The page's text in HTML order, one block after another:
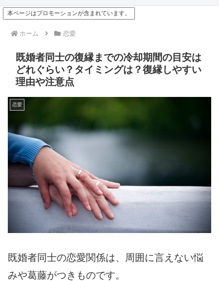
本ページはプロモーションが含まれています。
ホーム 恋愛
既婚者同士の復縁までの冷却期間の目安は
どれぐらい？タイミングは？復縁しやすい
理由や注意点
恋愛
既婚者同士の恋愛関係は、周囲に言えない悩
みや葛藤がつきものです。